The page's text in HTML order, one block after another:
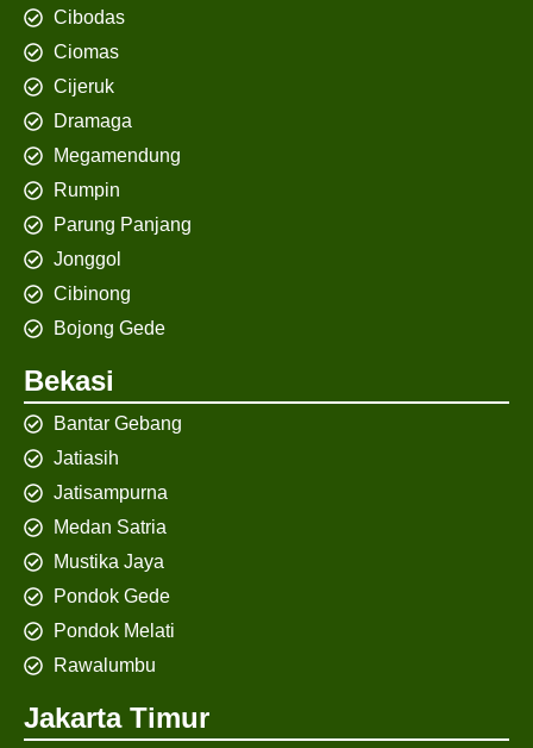
Cibodas
Ciomas
Cijeruk
Dramaga
Megamendung
Rumpin
Parung Panjang
Jonggol
Cibinong
Bojong Gede
Bekasi
Bantar Gebang
Jatiasih
Jatisampurna
Medan Satria
Mustika Jaya
Pondok Gede
Pondok Melati
Rawalumbu
Jakarta Timur